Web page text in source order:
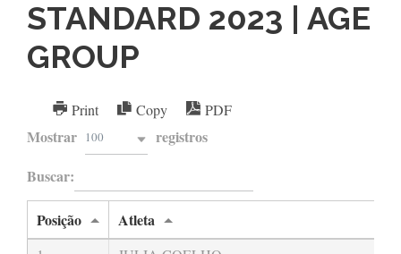
STANDARD 2023 | AGE
GROUP
Print Copy PDF
Mostrar 100
registros
Buscar:
Posição Atleta